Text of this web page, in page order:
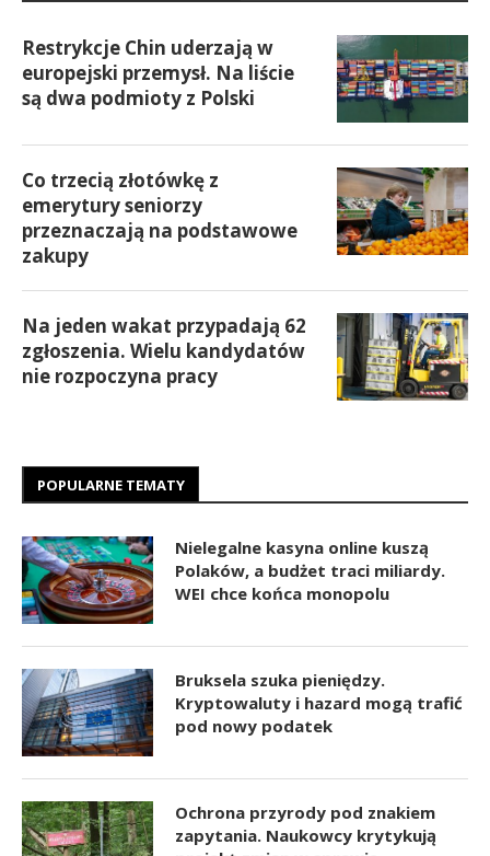
Restrykcje Chin uderzają w
europejski przemysł. Na liście
są dwa podmioty z Polski
Co trzecią złotówkę z
emerytury seniorzy
przeznaczają na podstawowe
zakupy
Na jeden wakat przypadają 62
zgłoszenia. Wielu kandydatów
nie rozpoczyna pracy
POPULARNE TEMATY
Nielegalne kasyna online kuszą
Polaków, a budżet traci miliardy.
WEI chce końca monopolu
Bruksela szuka pieniędzy.
Kryptowaluty i hazard mogą trafić
pod nowy podatek
Ochrona przyrody pod znakiem
zapytania. Naukowcy krytykują